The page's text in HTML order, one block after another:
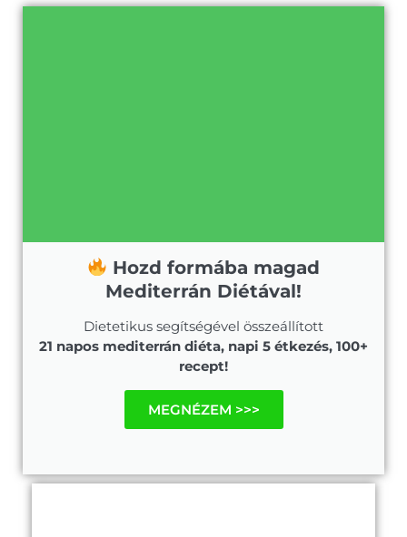
Hozd formába magad
Mediterrán Diétával!
Dietetikus segítségével összeállított
21 napos mediterrán diéta, napi 5 étkezés, 100+
recept!
MEGNÉZEM >>>